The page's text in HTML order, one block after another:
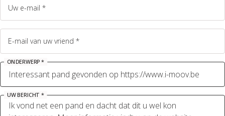
Uw e-mail *
E-mail van uw vriend *
ONDERWERP *
UW BERICHT *